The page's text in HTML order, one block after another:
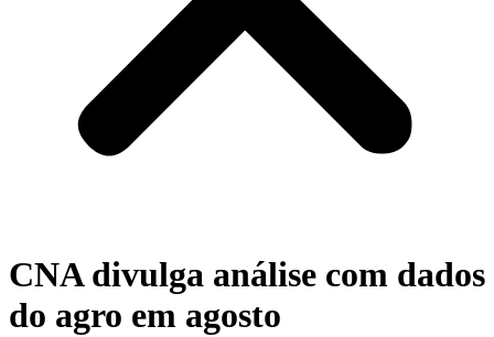
CNA divulga análise com dados
do agro em agosto